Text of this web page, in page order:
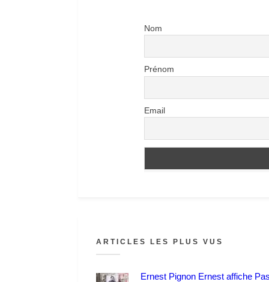
Nom
Prénom
Email
ARTICLES LES PLUS VUS
Ernest Pignon Ernest affiche